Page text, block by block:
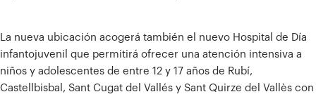
La nueva ubicación acogerá también el nuevo Hospital de Día
infantojuvenil que permitirá ofrecer una atención intensiva a
niños y adolescentes de entre 12 y 17 años de Rubí,
Castellbisbal, Sant Cugat del Vallés y Sant Quirze del Vallès con